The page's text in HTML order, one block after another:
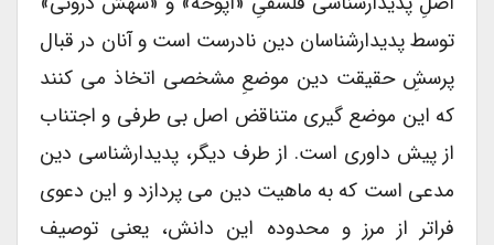
توسط پدیدارشناسان دین نادرست است و آنان در قبال
پرسشِ حقیقت دین موضعِ مشخصی اتخاذ می کنند
که این موضع گیری متناقض اصل بی طرفی و اجتناب
از پیش داوری است. از طرف دیگر، پدیدارشناسی دین
مدعی است که به ماهیت دین می پردازد و این دعوی
فراتر از مرز و محدوده این دانش، یعنی توصیف